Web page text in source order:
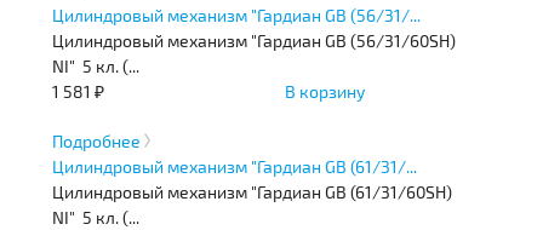
Цилиндровый механизм "Гардиан GB (56/31/...
Цилиндровый механизм "Гардиан GB (56/31/60SH)
NI" 5 кл. (...
1 581 ₽
В корзину
Подробнее
Цилиндровый механизм "Гардиан GB (61/31/...
Цилиндровый механизм "Гардиан GB (61/31/60SH)
NI" 5 кл. (...